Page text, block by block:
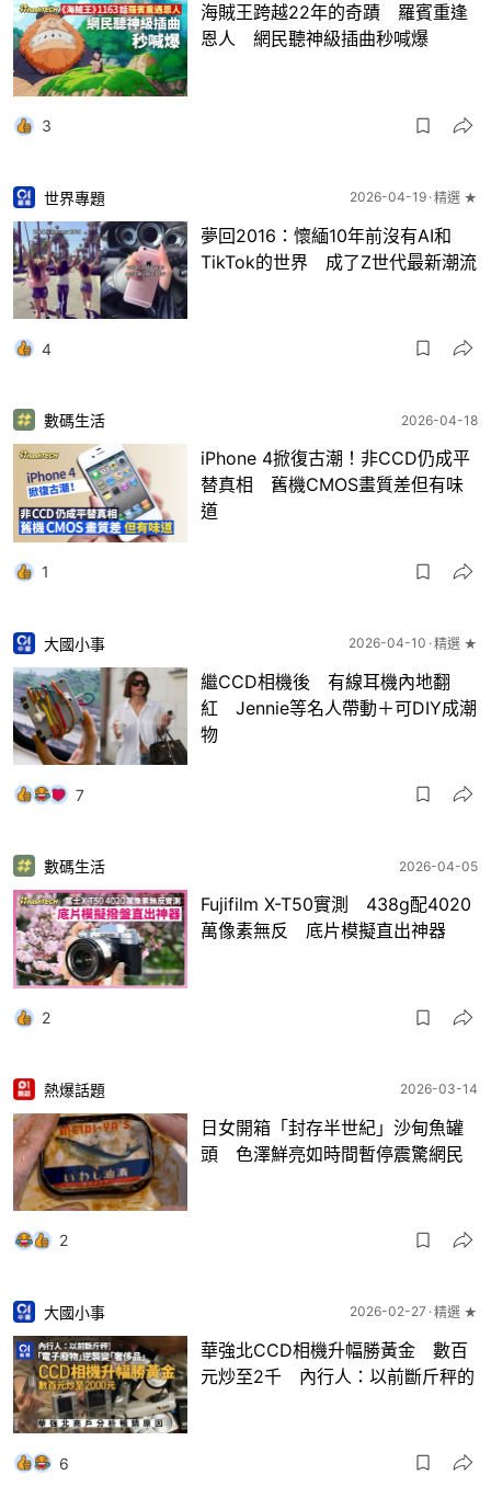
海賊王跨越22年的奇蹟 羅賓重逢
恩人 網民聽神級插曲秒喊爆
3
世界專題 2026-04-19 精選 ★
夢回2016：懷緬10年前沒有AI和
TikTok的世界 成了Z世代最新潮流
4
數碼生活 2026-04-18
iPhone 4掀復古潮！非CCD仍成平
替真相 舊機CMOS畫質差但有味
道
1
大國小事 2026-04-10 精選 ★
繼CCD相機後 有線耳機內地翻
紅 Jennie等名人帶動＋可DIY成潮
物
7
數碼生活 2026-04-05
Fujifilm X-T50實測 438g配4020
萬像素無反 底片模擬直出神器
2
熱爆話題 2026-03-14
日女開箱「封存半世紀」沙甸魚罐
頭 色澤鮮亮如時間暫停震驚網民
2
大國小事 2026-02-27 精選 ★
華強北CCD相機升幅勝黃金 數百
元炒至2千 內行人：以前斷斤秤的
6